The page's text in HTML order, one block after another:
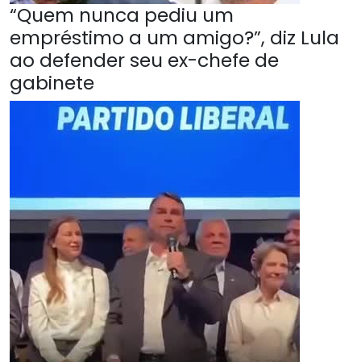
“Quem nunca pediu um
empréstimo a um amigo?”, diz Lula
ao defender seu ex-chefe de
gabinete